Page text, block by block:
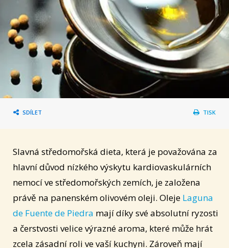
SDÍLET TISK
Slavná středomořská dieta, která je považována za
hlavní důvod nízkého výskytu kardiovaskulárních
nemocí ve středomořských zemích, je založena
právě na panenském olivovém oleji. Oleje Laguna
de Fuente de Piedra mají díky své absolutní ryzosti
a čerstvosti velice výrazné aroma, které může hrát
zcela zásadní roli ve vaší kuchyni. Zároveň mají